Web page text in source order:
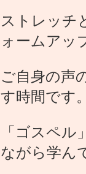
ストレッチ
ォームアッ
ご自身の声
す時間です。
「ゴスペル
ながら学ん